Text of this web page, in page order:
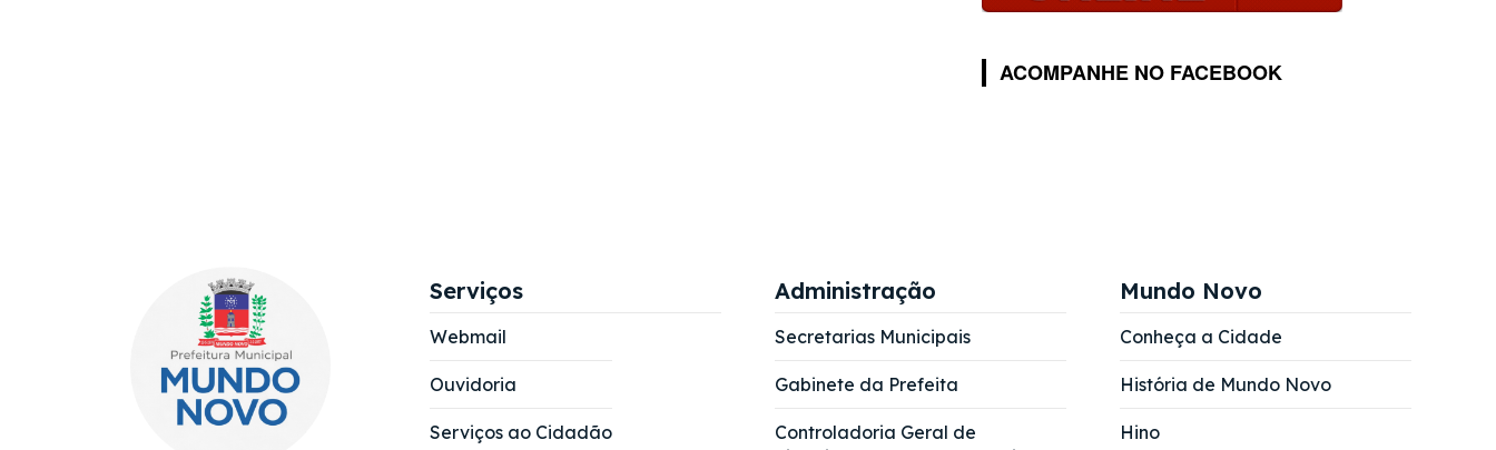
ACOMPANHE NO FACEBOOK
Serviços
Webmail
Ouvidoria
Serviços ao Cidadão
Administração
Secretarias Municipais
Gabinete da Prefeita
Controladoria Geral de
Mundo Novo
Conheça a Cidade
História de Mundo Novo
Hino